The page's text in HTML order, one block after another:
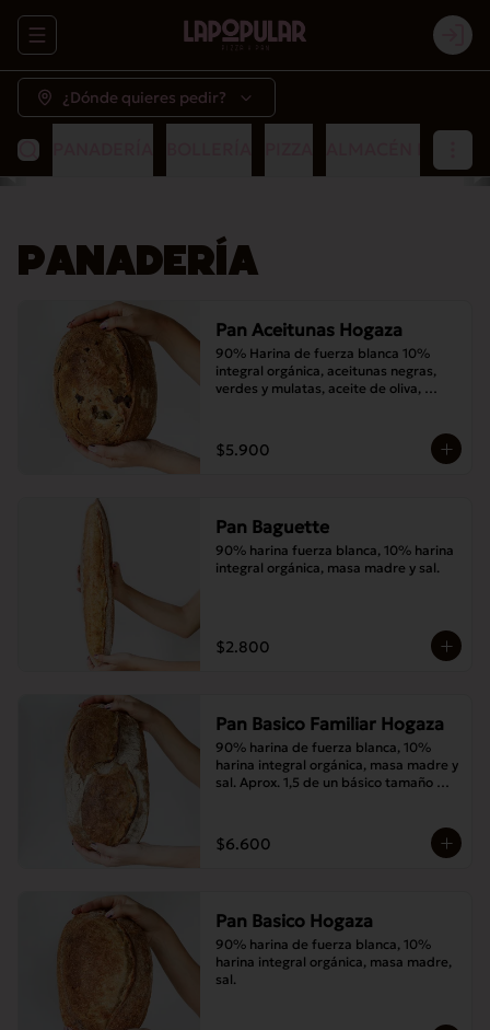
Abrir menu de navegación
¿Dónde quieres pedir?
PANADERÍA
Pan Aceitunas Hogaza
90% Harina de fuerza blanca 10%
integral orgánica, aceitunas negras,
verdes y mulatas, aceite de oliva,
$5.900
Pan Baguette
90% harina fuerza blanca, 10% harina
integral orgánica, masa madre y sal.
$2.800
Pan Basico Familiar Hogaza
90% harina de fuerza blanca, 10%
harina integral orgánica, masa madre y
sal. Aprox. 1,5 de un básico tamaño
$6.600
Pan Basico Hogaza
90% harina de fuerza blanca, 10%
harina integral orgánica, masa madre,
sal.